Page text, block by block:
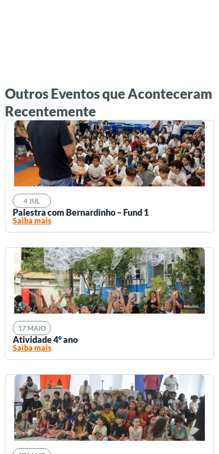
Outros Eventos que Aconteceram
Recentemente
4 JUL
Palestra com Bernardinho – Fund 1
Saiba mais
17 MAIO
Atividade 4° ano
Saiba mais